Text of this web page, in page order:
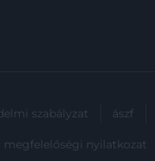
szabályzat ászf
megfelelőségi nyilatkozat